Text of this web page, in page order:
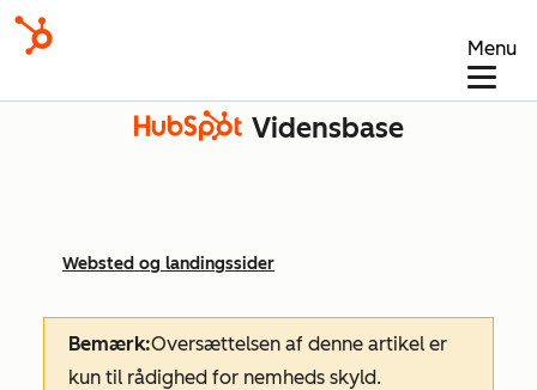
Menu
Vidensbase
Websted og landingssider
Bemærk:Oversættelsen af denne artikel er
kun til rådighed for nemheds skyld.